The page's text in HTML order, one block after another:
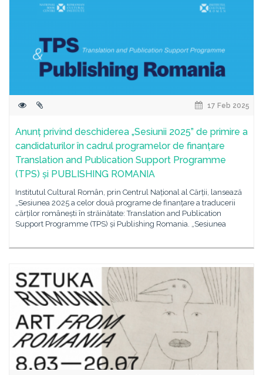
17 Feb 2025
Anunț privind deschiderea „Sesiunii 2025” de primire a
candidaturilor în cadrul programelor de finanțare
Translation and Publication Support Programme
(TPS) și PUBLISHING ROMANIA
Institutul Cultural Român, prin Centrul Național al Cărții, lansează
„Sesiunea 2025 a celor două programe de finanțare a traducerii
cărților românești în străinătate: Translation and Publication
Support Programme (TPS) și Publishing Romania. „Sesiunea